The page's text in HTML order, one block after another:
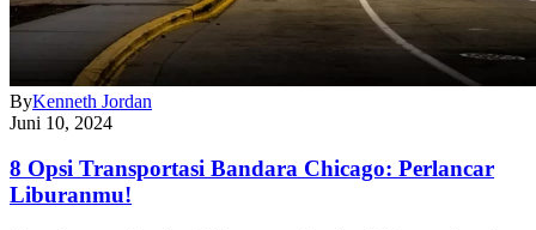
ByKenneth Jordan
Juni 10, 2024
8 Opsi Transportasi Bandara Chicago: Perlancar
Liburanmu!